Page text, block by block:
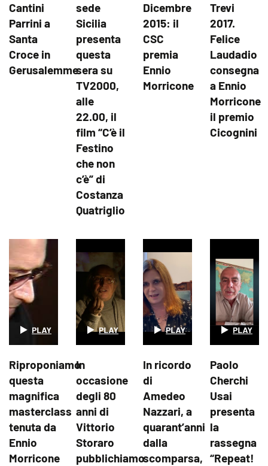
Cantini
Parrini a
Santa
Croce in
Gerusalemme
sede
Sicilia
presenta
questa
sera su
TV2000,
alle
22.00, il
film “C’è il
Festino
che non
c’è” di
Costanza
Quatriglio
Dicembre
2015: il
CSC
premia
Ennio
Morricone
Trevi
2017.
Felice
Laudadio
consegna
a Ennio
Morricone
il premio
Cicognini
Riproponiamo
questa
magnifica
masterclass
tenuta da
Ennio
Morricone
In
occasione
degli 80
anni di
Vittorio
Storaro
pubblichiamo
In ricordo
di
Amedeo
Nazzari, a
quarant’anni
dalla
scomparsa,
Paolo
Cherchi
Usai
presenta
la
rassegna
“Repeat!